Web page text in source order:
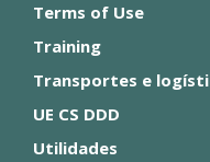
Terms of Use
Training
Transportes e
UE CS DDD
Utilidades